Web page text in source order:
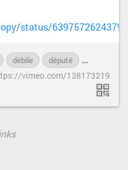
status/
débile député
vimeo.com/138173219